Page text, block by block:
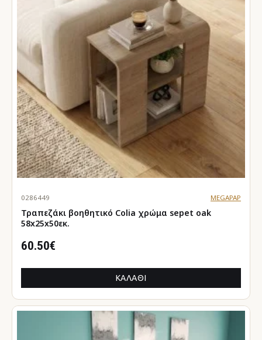
0286449 MEGAPAP
Τραπεζάκι βοηθητικό Colia χρώμα sepet oak
58x25x50εκ.
60.50€
ΚΑΛΆΘΙ